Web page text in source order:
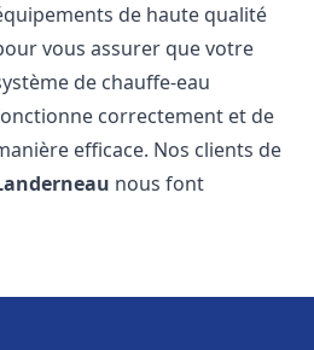
de haute qualité
vous assurer que votre
de chauffe-eau
correctement et de
efficace. Nos clients de
nous font